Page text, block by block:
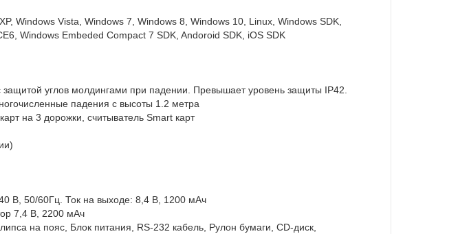
Windows Vista, Windows 7, Windows 8, Windows 10, Linux, Windows SDK,
Windows Embeded Compact 7 SDK, Andoroid SDK, iOS SDK
защитой углов молдингами при падении. Превышает уровень защиты IP42.
падения с высоты 1.2 метра
на 3 дорожки, считыватель Smart карт
В, 50/60Гц. Ток на выходе: 8,4 В, 1200 мАч
7,4 В, 2200 мАч
на пояс, Блок питания, RS-232 кабель, Рулон бумаги, CD-диск,